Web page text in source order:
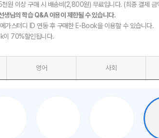
원 이상 구매 시 배송비(2,800원) 무료입니다. (최종 결제 금
생님의 학습 Q&A 이용이 제한될 수 있습니다.
스터디 ID 연동 후 구매한 E-Book을 이용할 수 있습니다.
이 70%할인됩니다.
영어 사회